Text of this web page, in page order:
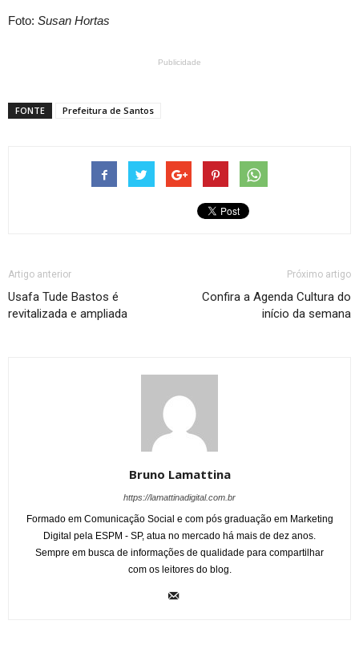
Foto: Susan Hortas
Publicidade
FONTE Prefeitura de Santos
Artigo anterior
Usafa Tude Bastos é
revitalizada e ampliada
Próximo artigo
Confira a Agenda Cultura do
início da semana
Bruno Lamattina
https://lamattinadigital.com.br
Formado em Comunicação Social e com pós graduação em Marketing
Digital pela ESPM - SP, atua no mercado há mais de dez anos.
Sempre em busca de informações de qualidade para compartilhar
com os leitores do blog.